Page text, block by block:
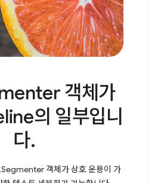
객체가
의 일부입니
다.
객체가 상호 운용이 가